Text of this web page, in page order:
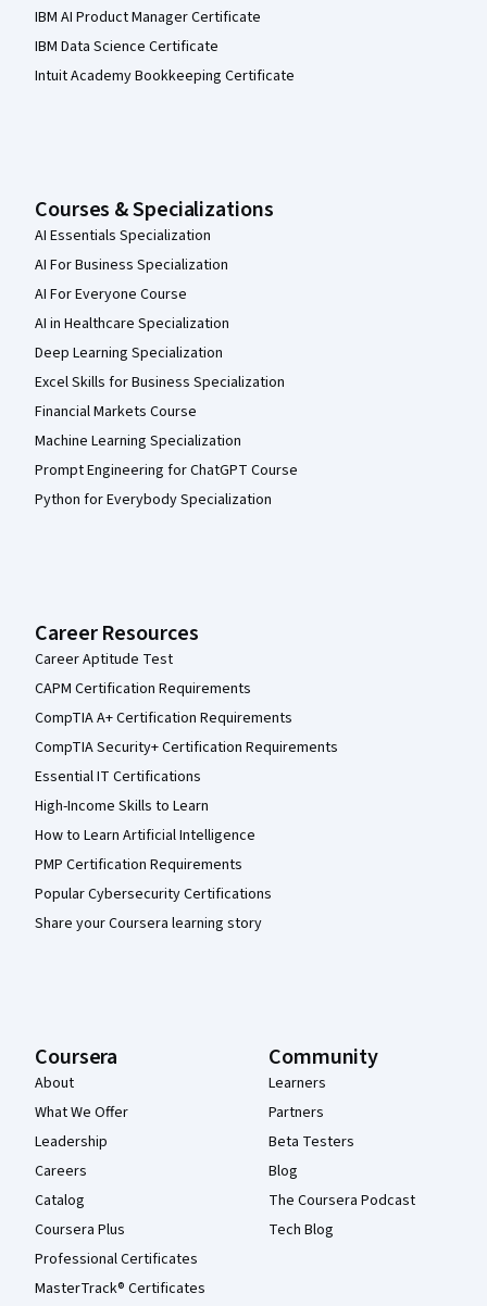
IBM AI Product Manager Certificate
IBM Data Science Certificate
Intuit Academy Bookkeeping Certificate
Courses & Specializations
AI Essentials Specialization
AI For Business Specialization
AI For Everyone Course
AI in Healthcare Specialization
Deep Learning Specialization
Excel Skills for Business Specialization
Financial Markets Course
Machine Learning Specialization
Prompt Engineering for ChatGPT Course
Python for Everybody Specialization
Career Resources
Career Aptitude Test
CAPM Certification Requirements
CompTIA A+ Certification Requirements
CompTIA Security+ Certification Requirements
Essential IT Certifications
High-Income Skills to Learn
How to Learn Artificial Intelligence
PMP Certification Requirements
Popular Cybersecurity Certifications
Share your Coursera learning story
Coursera
About
What We Offer
Leadership
Careers
Catalog
Coursera Plus
Professional Certificates
MasterTrack® Certificates
Community
Learners
Partners
Beta Testers
Blog
The Coursera Podcast
Tech Blog